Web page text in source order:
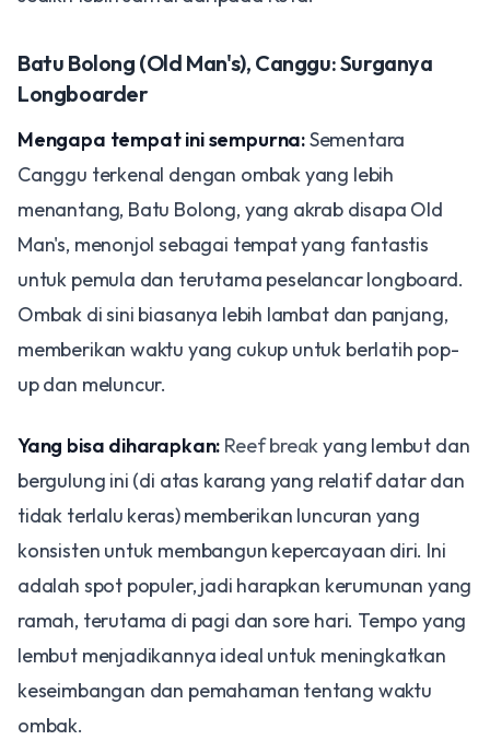
Batu Bolong (Old Man's), Canggu: Surganya
Longboarder
Mengapa tempat ini sempurna:Sementara
Canggu terkenal dengan ombak yang lebih
menantang, Batu Bolong, yang akrab disapa Old
Man's, menonjol sebagai tempat yang fantastis
untuk pemula dan terutama peselancar longboard.
Ombak di sini biasanya lebih lambat dan panjang,
memberikan waktu yang cukup untuk berlatih pop-
up dan meluncur.
Yang bisa diharapkan: Reef breakyang lembut dan
bergulung ini (di atas karang yang relatif datar dan
tidak terlalu keras) memberikan luncuran yang
konsisten untuk membangun kepercayaan diri. Ini
adalah spot populer, jadi harapkan kerumunan yang
ramah, terutama di pagi dan sore hari. Tempo yang
lembut menjadikannya ideal untuk meningkatkan
keseimbangan dan pemahaman tentang waktu
ombak.